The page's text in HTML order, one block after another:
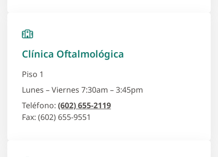
Clínica Oftalmológica
Piso 1
Lunes – Viernes 7:30am – 3:45pm
Teléfono: (602) 655-2119
Fax: (602) 655-9551